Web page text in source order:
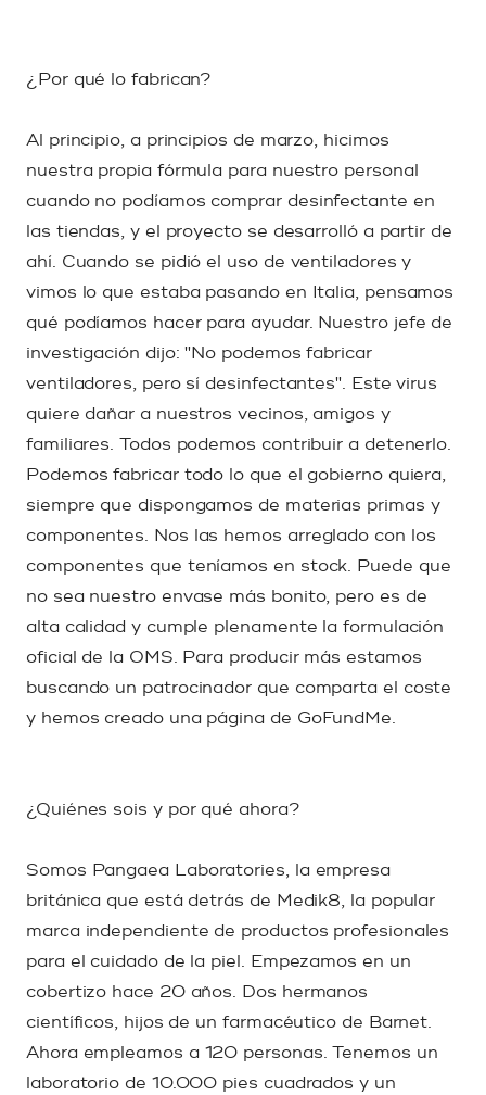
¿Por qué lo fabrican?
Al principio, a principios de marzo, hicimos
nuestra propia fórmula para nuestro personal
cuando no podíamos comprar desinfectante en
las tiendas, y el proyecto se desarrolló a partir de
ahí. Cuando se pidió el uso de ventiladores y
vimos lo que estaba pasando en Italia, pensamos
qué podíamos hacer para ayudar. Nuestro jefe de
investigación dijo: "No podemos fabricar
ventiladores, pero sí desinfectantes". Este virus
quiere dañar a nuestros vecinos, amigos y
familiares. Todos podemos contribuir a detenerlo.
Podemos fabricar todo lo que el gobierno quiera,
siempre que dispongamos de materias primas y
componentes. Nos las hemos arreglado con los
componentes que teníamos en stock. Puede que
no sea nuestro envase más bonito, pero es de
alta calidad y cumple plenamente la formulación
oficial de la OMS. Para producir más estamos
buscando un patrocinador que comparta el coste
y hemos creado una página de GoFundMe.
¿Quiénes sois y por qué ahora?
Somos Pangaea Laboratories, la empresa
británica que está detrás de Medik8, la popular
marca independiente de productos profesionales
para el cuidado de la piel. Empezamos en un
cobertizo hace 20 años. Dos hermanos
científicos, hijos de un farmacéutico de Barnet.
Ahora empleamos a 120 personas. Tenemos un
laboratorio de 10.000 pies cuadrados y un